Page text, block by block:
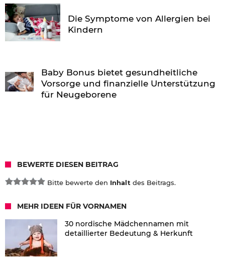
Die Symptome von Allergien bei
Kindern
Baby Bonus bietet gesundheitliche
Vorsorge und finanzielle Unterstützung
für Neugeborene
BEWERTE DIESEN BEITRAG
Bitte bewerte den Inhalt des Beitrags.
MEHR IDEEN FÜR VORNAMEN
30 nordische Mädchennamen mit
detaillierter Bedeutung & Herkunft